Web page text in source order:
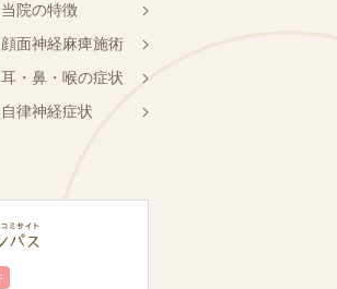
当院の特徴
顔面神経麻痺施術
耳・鼻・喉の症状
自律神経症状